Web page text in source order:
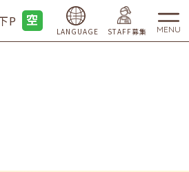
P
LANGUAGE STAFF募集 MENU